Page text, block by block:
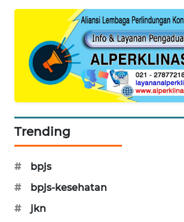
Trending
#
bpjs
#
bpjs-kesehatan
#
jkn
JAKARTA
KRT
NEWS
JURNAL
HUMBANG
NEWS